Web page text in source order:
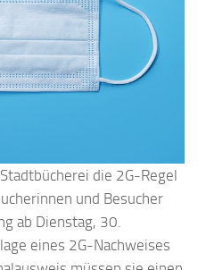
die 2G-Regel
und Besucher
ab Dienstag, 30.
eines 2G-Nachweises